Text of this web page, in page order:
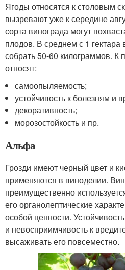
Ягоды относятся к столовым
вызревают уже к середине
сорта винограда могут
плодов. В среднем с 1
собрать 50-60 килограммов. К
относят:
самоопыляемость;
устойчивость к болезням и
декоративность;
морозостойкость и пр.
Альфа
Грозди имеют черный цвет и
применяются в виноделии.
преимущественно
его органолептические
особой ценности.
и невосприимчивость к
высаживать его повсеместно.